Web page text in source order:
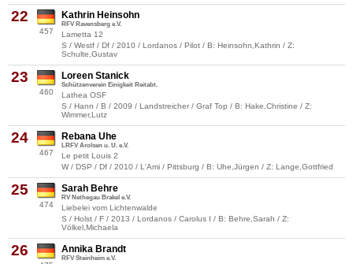
22
457
Kathrin Heinsohn
RFV Ravensberg e.V.
Lametta 12
S / Westf / Df / 2010 / Lordanos / Pilot / B: Heinsohn,Kathrin / Z:
Schulte,Gustav
23
460
Loreen Stanick
Schützenverein Einigkeit Reitabt.
Lathea OSF
S / Hann / B / 2009 / Landstreicher / Graf Top / B: Hake,Christine / Z:
Wimmer,Lutz
24
467
Rebana Uhe
LRFV Arolsen u. U. e.V.
Le petit Louis 2
W / DSP / Df / 2010 / L'Ami / Pittsburg / B: Uhe,Jürgen / Z: Lange,Gottfried
25
474
Sarah Behre
RV Nethegau Brakel e.V.
Liebelei vom Lichtenwalde
S / Holst / F / 2013 / Lordanos / Carolus I / B: Behre,Sarah / Z:
Völkel,Michaela
26 Annika Brandt
RFV Steinheim e.V.